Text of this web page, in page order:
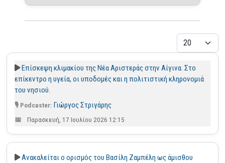
Επίσκεψη κλιμακίου της Νέα Αριστεράς στην Αίγινα. Στο
επίκεντρο η υγεία, οι υποδομές και η πολιτιστική κληρονομιά
του νησιού.
Γιώργος Στριγάρης
Παρασκευή, 17 Ιουλίου 2026 12:15
Ανακαλείται ο ορισμός του Βασίλη Ζαμπέλη ως άμισθου